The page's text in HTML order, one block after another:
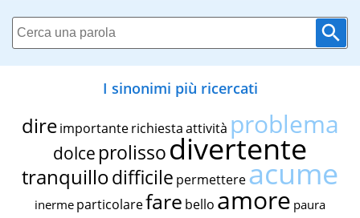
I sinonimi più ricercati
dire importante richiestaattività problema
dolce prolissodivertente
tranquillodifficile permettereacume
inerme particolarefare bello amore paura